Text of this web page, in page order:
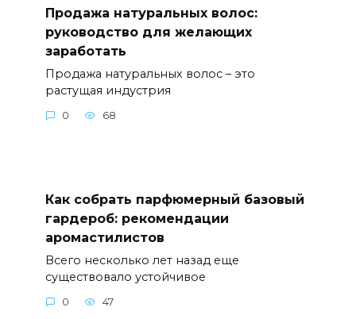
Продажа натуральных волос:
руководство для желающих
заработать
Продажа натуральных волос – это
растущая индустрия
0 68
Как собрать парфюмерный базовый
гардероб: рекомендации
аромастилистов
Всего несколько лет назад еще
существовало устойчивое
0 47